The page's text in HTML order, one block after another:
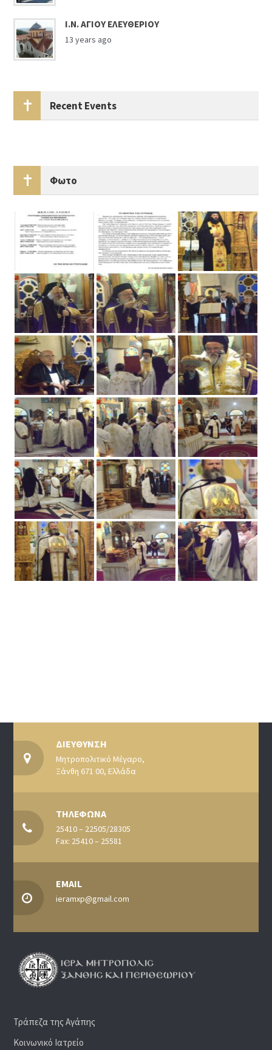
Ι.Ν. ΑΓΙΟΥ ΕΛΕΥΘΕΡΙΟΥ
13 years ago
Recent Events
Φωτο
ΔΙΕΥΘΥΝΣΗ
Μητροπολιτικό Μέγαρο,
Ξάνθη 671 00, Ελλάδα
ΤΗΛΕΦΩΝΑ
25410 – 22505/28305
Fax: 25410 – 25581
EMAIL
ieramxp@gmail.com
Τράπεζα της Αγάπης
Κοινωνικό Ιατρείο